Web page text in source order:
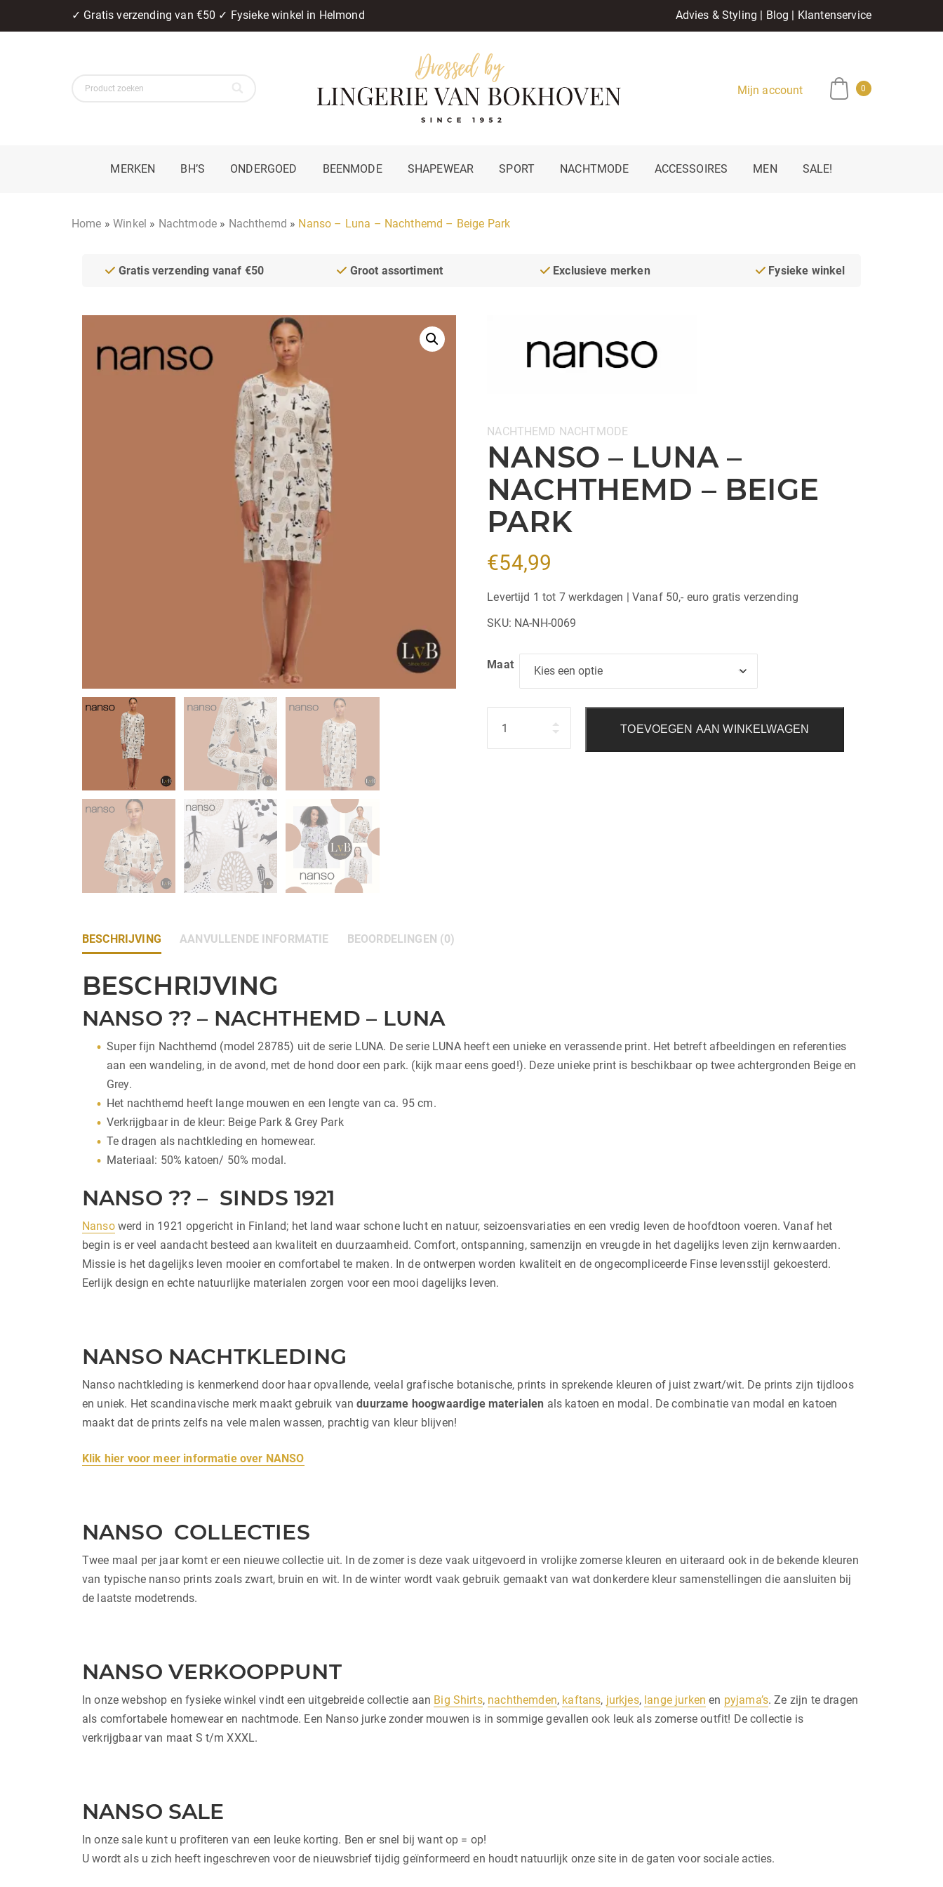
✓ Gratis verzending van €50 ✓ Fysieke winkel in Helmond Advies & Styling | Blog | Klantenservice
Mijn account 0
MERKEN BH’S ONDERGOED BEENMODE SHAPEWEAR SPORT NACHTMODE ACCESSOIRES MEN SALE!
Home »Winkel » Nachtmode » Nachthemd » Nanso – Luna – Nachthemd – Beige Park
Gratis verzending vanaf €50 Groot assortiment Exclusieve merken Fysieke winkel
Categorieën:
NACHTHEMD NACHTMODE
NANSO – LUNA –
NACHTHEMD – BEIGE
PARK
€54,99
Levertijd 1 tot 7 werkdagen | Vanaf 50,- euro gratis verzending
SKU: NA-NH-0069
Maat
TOEVOEGEN AAN WINKELWAGEN
BESCHRIJVING AANVULLENDE INFORMATIE BEOORDELINGEN (0)
BESCHRIJVING
NANSO ?? – NACHTHEMD – LUNA
Super fijn Nachthemd (model 28785) uit de serie LUNA. De serie LUNA heeft een unieke en verassende print. Het betreft afbeeldingen en referenties
aan een wandeling, in de avond, met de hond door een park. (kijk maar eens goed!). Deze unieke print is beschikbaar op twee achtergronden Beige en
Grey.
Het nachthemd heeft lange mouwen en een lengte van ca. 95 cm.
Verkrijgbaar in de kleur: Beige Park & Grey Park
Te dragen als nachtkleding en homewear.
Materiaal: 50% katoen/ 50% modal.
NANSO ?? – SINDS 1921
Nansowerd in 1921 opgericht in Finland; het land waar schone lucht en natuur, seizoensvariaties en een vredig leven de hoofdtoon voeren. Vanaf het
begin is er veel aandacht besteed aan kwaliteit en duurzaamheid. Comfort, ontspanning, samenzijn en vreugde in het dagelijks leven zijn kernwaarden.
Missie is het dagelijks leven mooier en comfortabel te maken. In de ontwerpen worden kwaliteit en de ongecompliceerde Finse levensstijl gekoesterd.
Eerlijk design en echte natuurlijke materialen zorgen voor een mooi dagelijks leven.
NANSO NACHTKLEDING
Nanso nachtkleding is kenmerkend door haar opvallende, veelal grafische botanische, prints in sprekende kleuren of juist zwart/wit. De prints zijn tijdloos
en uniek. Het scandinavische merk maakt gebruik vanduurzame hoogwaardige materialen als katoen en modal. De combinatie van modal en katoen
maakt dat de prints zelfs na vele malen wassen, prachtig van kleur blijven!
Klik hier voor meer informatie over NANSO
NANSO COLLECTIES
Twee maal per jaar komt er een nieuwe collectie uit. In de zomer is deze vaak uitgevoerd in vrolijke zomerse kleuren en uiteraard ook in de bekende kleuren
van typische nanso prints zoals zwart, bruin en wit. In de winter wordt vaak gebruik gemaakt van wat donkerdere kleur samenstellingen die aansluiten bij
de laatste modetrends.
NANSO VERKOOPPUNT
In onze webshop en fysieke winkel vindt een uitgebreide collectie aan Big Shirts, nachthemden, kaftans, jurkjes, lange jurken en pyjama’s. Ze zijn te dragen
als comfortabele homewear en nachtmode. Een Nanso jurke zonder mouwen is in sommige gevallen ook leuk als zomerse outfit! De collectie is
verkrijgbaar van maat S t/m XXXL.
NANSO SALE
In onze sale kunt u profiteren van een leuke korting. Ben er snel bij want op = op!
U wordt als u zich heeft ingeschreven voor de nieuwsbrief tijdig geïnformeerd en houdt natuurlijk onze site in de gaten voor sociale acties.